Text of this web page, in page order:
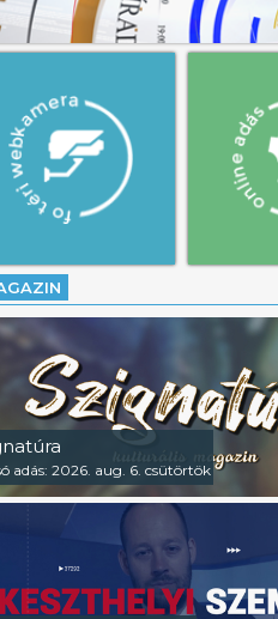
adás: 2026. aug. 6. csütörtök